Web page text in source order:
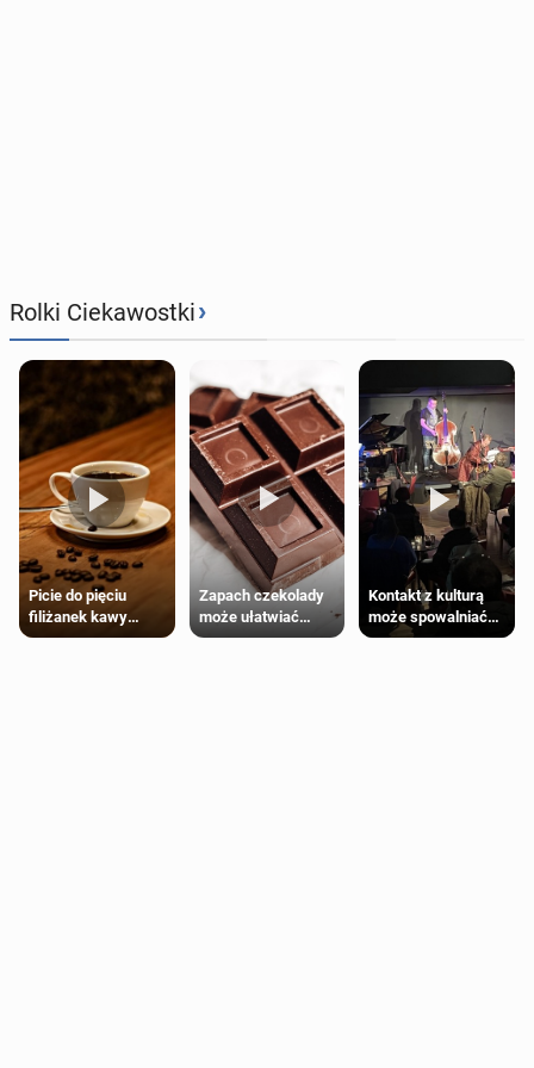
Rolki Ciekawostki›
Picie do pięciu
filiżanek kawy
dziennie jest
Zapach czekolady
może ułatwiać
trening siłowy
Kontakt z kulturą
może spowalniać
starzenie